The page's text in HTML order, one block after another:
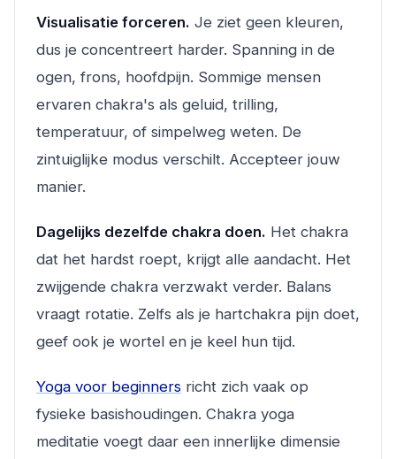
Visualisatie forceren. Je ziet geen kleuren,
dus je concentreert harder. Spanning in de
ogen, frons, hoofdpijn. Sommige mensen
ervaren chakra's als geluid, trilling,
temperatuur, of simpelweg weten. De
zintuiglijke modus verschilt. Accepteer jouw
manier.
Dagelijks dezelfde chakra doen. Het chakra
dat het hardst roept, krijgt alle aandacht. Het
zwijgende chakra verzwakt verder. Balans
vraagt rotatie. Zelfs als je hartchakra pijn doet,
geef ook je wortel en je keel hun tijd.
Yoga voor beginners richt zich vaak op
fysieke basishoudingen. Chakra yoga
meditatie voegt daar een innerlijke dimensie